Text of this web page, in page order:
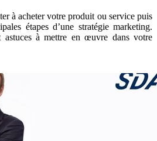
à acheter votre produit ou service puis
étapes d’une stratégie marketing.
astuces à mettre en œuvre dans votre